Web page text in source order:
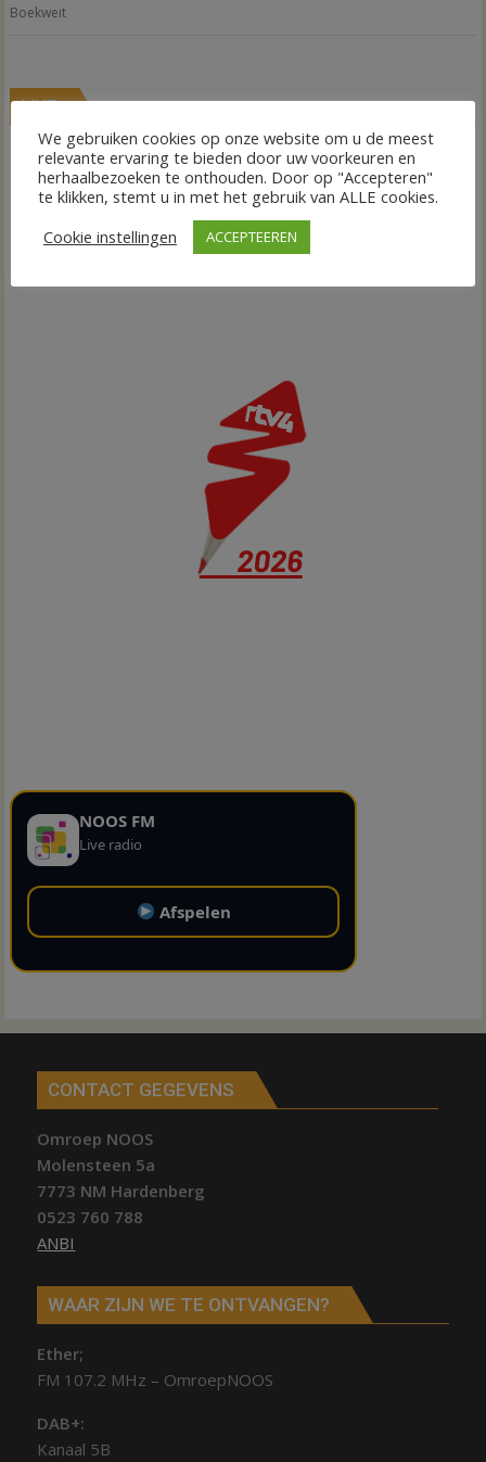
Boekweit
LIVE
NOOS FM
Live radio
Afspelen
CONTACT GEGEVENS
Omroep NOOS
Molensteen 5a
7773 NM Hardenberg
0523 760 788
ANBI
WAAR ZIJN WE TE ONTVANGEN?
Ether;
FM 107.2 MHz – OmroepNOOS
DAB+:
Kanaal 5B
We gebruiken cookies op onze website om u de meest
relevante ervaring te bieden door uw voorkeuren en
herhaalbezoeken te onthouden. Door op "Accepteren"
te klikken, stemt u in met het gebruik van ALLE cookies.
Cookie instellingen
ACCEPTEEREN